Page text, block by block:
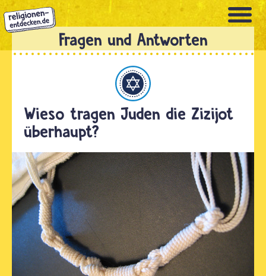
Direkt
zum
Inhalt
Wieso tragen Juden die Zizijot
überhaupt?